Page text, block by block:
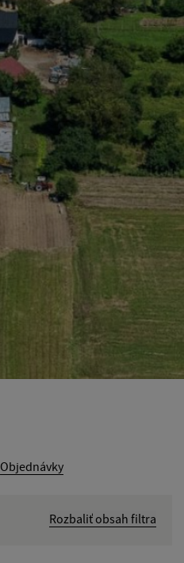
Objednávky
Rozbaliť obsah filtra